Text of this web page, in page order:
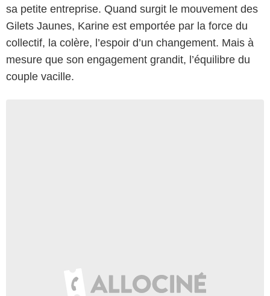
sa petite entreprise. Quand surgit le mouvement des
Gilets Jaunes, Karine est emportée par la force du
collectif, la colère, l’espoir d’un changement. Mais à
mesure que son engagement grandit, l’équilibre du
couple vacille.